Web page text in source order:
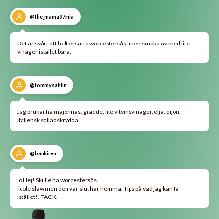
@the_mama97mia
Det är svårt att helt ersätta worcestersås, men smaka av med lite
vinäger istället bara.
@tommysahlin
Jag brukar ha majonnäs, grädde, lite vitvinsvinäger, olja, dijon,
italiensk salladskrydda...
@bankiren
:o Hej! Skulle ha worcestersås
i cole slaw men den var slut här hemma. Tips på vad jag kan ta
istället!! TACK.